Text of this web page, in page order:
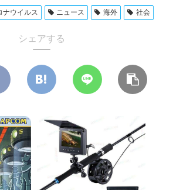
ナウイルス ニュース 海外 社会
シェアする